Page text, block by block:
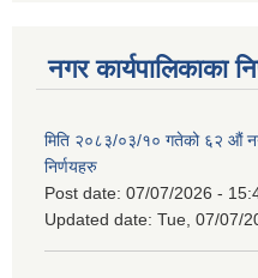
नगर कार्यपालिकाका
मिति २०८३/०३/१० गतेको ६२ औं
निर्णयहरु
Post date: 07/07/2026 -
Updated date: Tue, 07/07/